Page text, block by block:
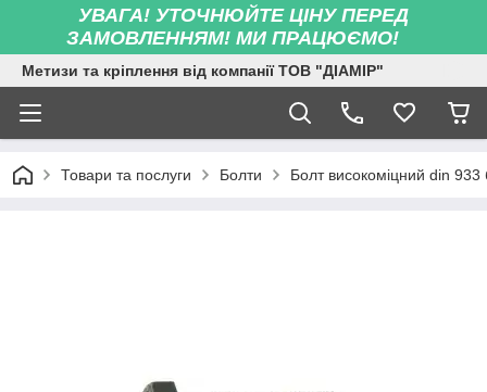
УВАГА! УТОЧНЮЙТЕ ЦІНУ ПЕРЕД
ЗАМОВЛЕННЯМ! МИ ПРАЦЮЄМО!
Метизи та кріплення від компанії ТОВ "ДІАМІР"
Товари та послуги Болти Болт високоміцний din 933